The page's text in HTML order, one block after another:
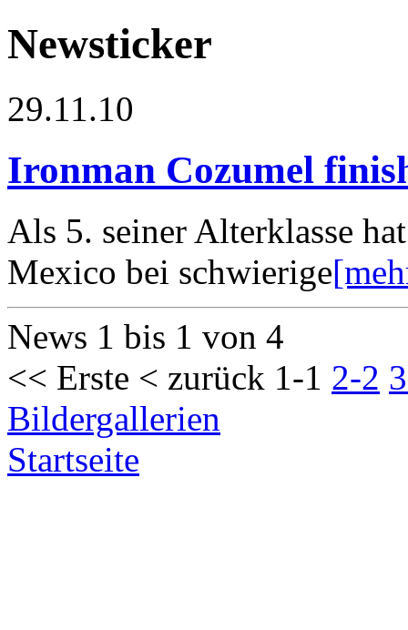
Newsticker
29.11.10
Ironman Cozumel
Als 5. seiner Alterklasse
Mexico bei schwierige
News 1 bis 1 von 4
<< Erste < zurück 1-1 2-2
Bildergallerien
Startseite